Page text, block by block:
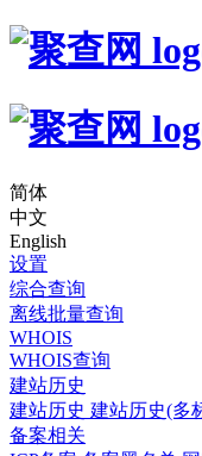
简体
中文
English
设置
综合查询
离线批量查询
WHOIS
WHOIS查询
建站历史
建站历史 建站历史(多
备案相关